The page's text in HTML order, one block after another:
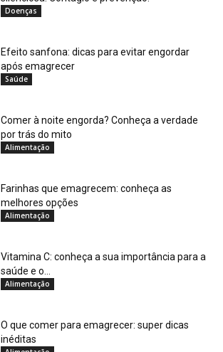
Doenças
Efeito sanfona: dicas para evitar engordar
após emagrecer
Saúde
Comer à noite engorda? Conheça a verdade
por trás do mito
Alimentação
Farinhas que emagrecem: conheça as
melhores opções
Alimentação
Vitamina C: conheça a sua importância para a
saúde e o...
Alimentação
O que comer para emagrecer: super dicas
inéditas